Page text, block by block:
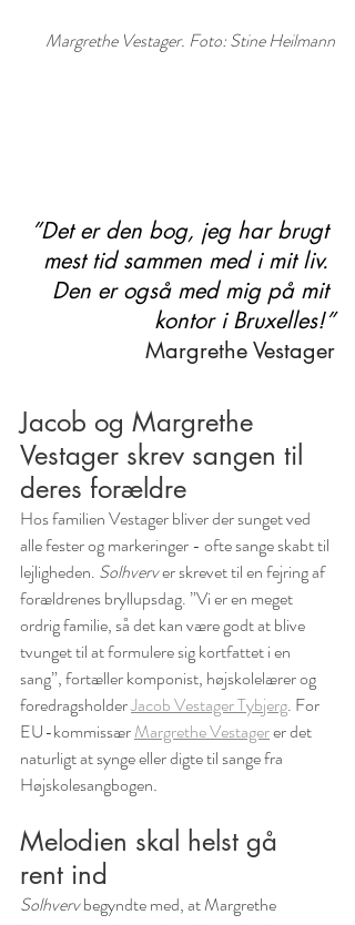
Margrethe Vestager. Foto: Stine Heilmann
”Det er den bog, jeg har brugt
mest tid sammen med i mit liv.
Den er også med mig på mit
kontor i Bruxelles!”
Margrethe Vestager
Jacob og Margrethe
Vestager skrev sangen til
deres forældre
Hos familien Vestager bliver der sunget ved
alle fester og markeringer - ofte sange skabt til
lejligheden. Solhverv er skrevet til en fejring af
forældrenes bryllupsdag. ”Vi er en meget
ordrig familie, så det kan være godt at blive
tvunget til at formulere sig kortfattet i en
sang”, fortæller komponist, højskolelærer og
foredragsholder Jacob Vestager Tybjerg. For
EU-kommissær Margrethe Vestager er det
naturligt at synge eller digte til sange fra
Højskolesangbogen.
Melodien skal helst gå
rent ind
Solhverv begyndte med, at Margrethe